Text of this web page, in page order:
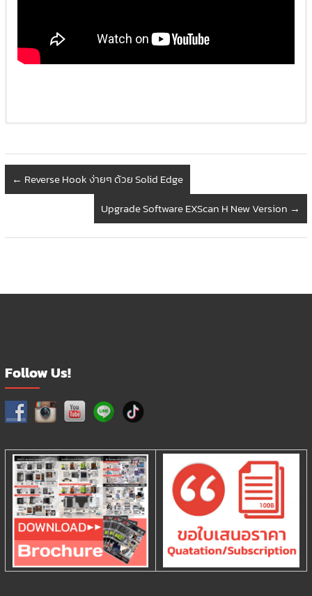
← Reverse Hook ง่ายๆ ด้วย Solid Edge
Upgrade Software EXScan H New Version →
Follow Us!